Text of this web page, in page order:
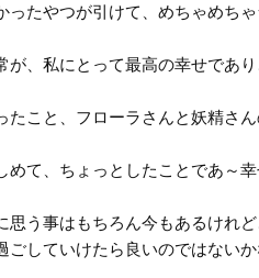
ったやつが引けて、めちゃめちゃ
が、私にとって最高の幸せであり
たこと、フローラさんと妖精さ
めて、ちょっとしたことであ～
思う事はもちろん今もあるけれど
ごしていけたら良いのではない